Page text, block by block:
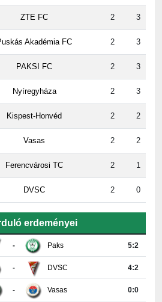
Puskás Akadémia FC 2 3
PAKSI FC 2 3
Nyíregyháza 2 3
Kispest-Honvéd 2 2
Vasas 2 2
Ferencvárosi TC 2 1
DVSC 2 0
- Paks
DVSC 4:2
Vasas 0:0
Nyíregyháza 4:0